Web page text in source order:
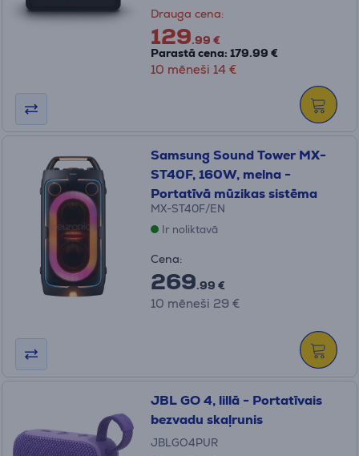
Drauga cena:
129.99 €
Parastā cena: 179.99 €
10 mēneši 14 €
Samsung Sound Tower MX-
ST40F, 160W, melna -
Portatīvā mūzikas sistēma
MX-ST40F/EN
Ir noliktavā
Cena:
269.99 €
10 mēneši 29 €
JBL GO 4, lillā - Portatīvais
bezvadu skaļrunis
JBLGO4PUR